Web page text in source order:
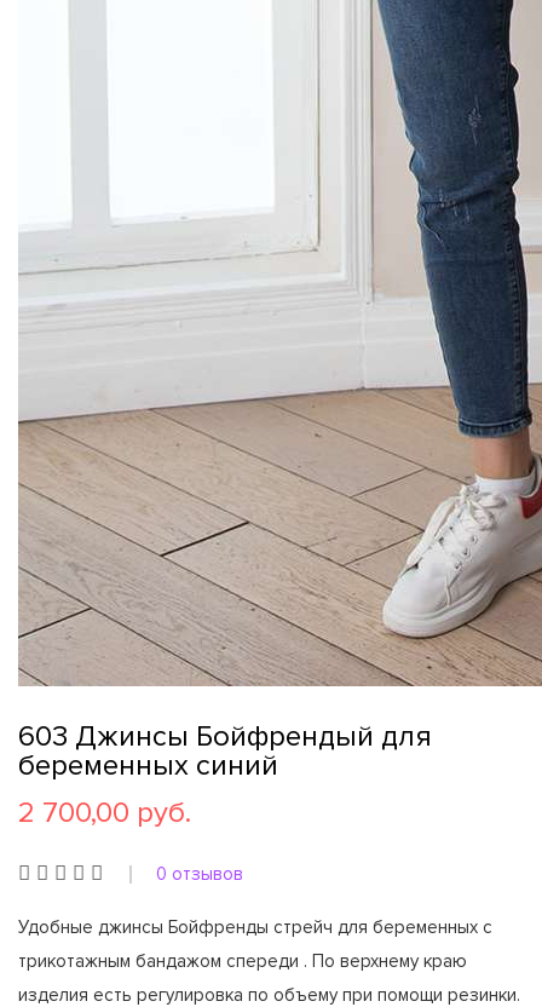
603 Джинсы Бойфрендый для
беременных синий
2 700,00 руб.
0 отзывов
Удобные джинсы Бойфренды стрейч для беременных с
трикотажным бандажом спереди . По верхнему краю
изделия есть регулировка по объему при помощи резинки.